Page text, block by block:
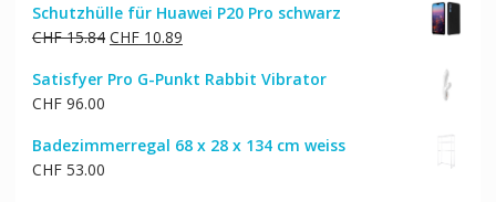
Schutzhülle für Huawei P20 Pro schwarz
CHF15.84 Ursprünglicher
war:
CHF10.89Aktueller
ist:
Satisfyer Pro G-Punkt Rabbit Vibrator
CHF96.00
Badezimmerregal 68 x 28 x 134 cm weiss
CHF53.00